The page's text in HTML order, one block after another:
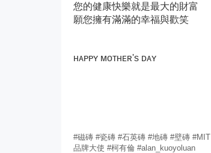
您的健康快樂就是最大的財富
願您擁有滿滿的幸福與歡笑
ʜᴀᴘᴘʏ ᴍoᴛʜᴇʀ's ᴅᴀʏ
#磁磚 #瓷磚 #石英磚 #地磚 #壁磚 #MIT
品牌大使 #柯有倫 #alan_kuoyoluan